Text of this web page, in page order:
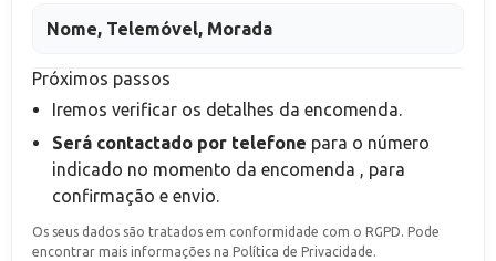
Nome, Telemóvel, Morada
Próximos passos
Iremos verificar os detalhes da encomenda.
Será contactado por telefone para o número
indicado no momento da encomenda , para
confirmação e envio.
Os seus dados são tratados em conformidade com o RGPD. Pode
encontrar mais informações na Política de Privacidade.